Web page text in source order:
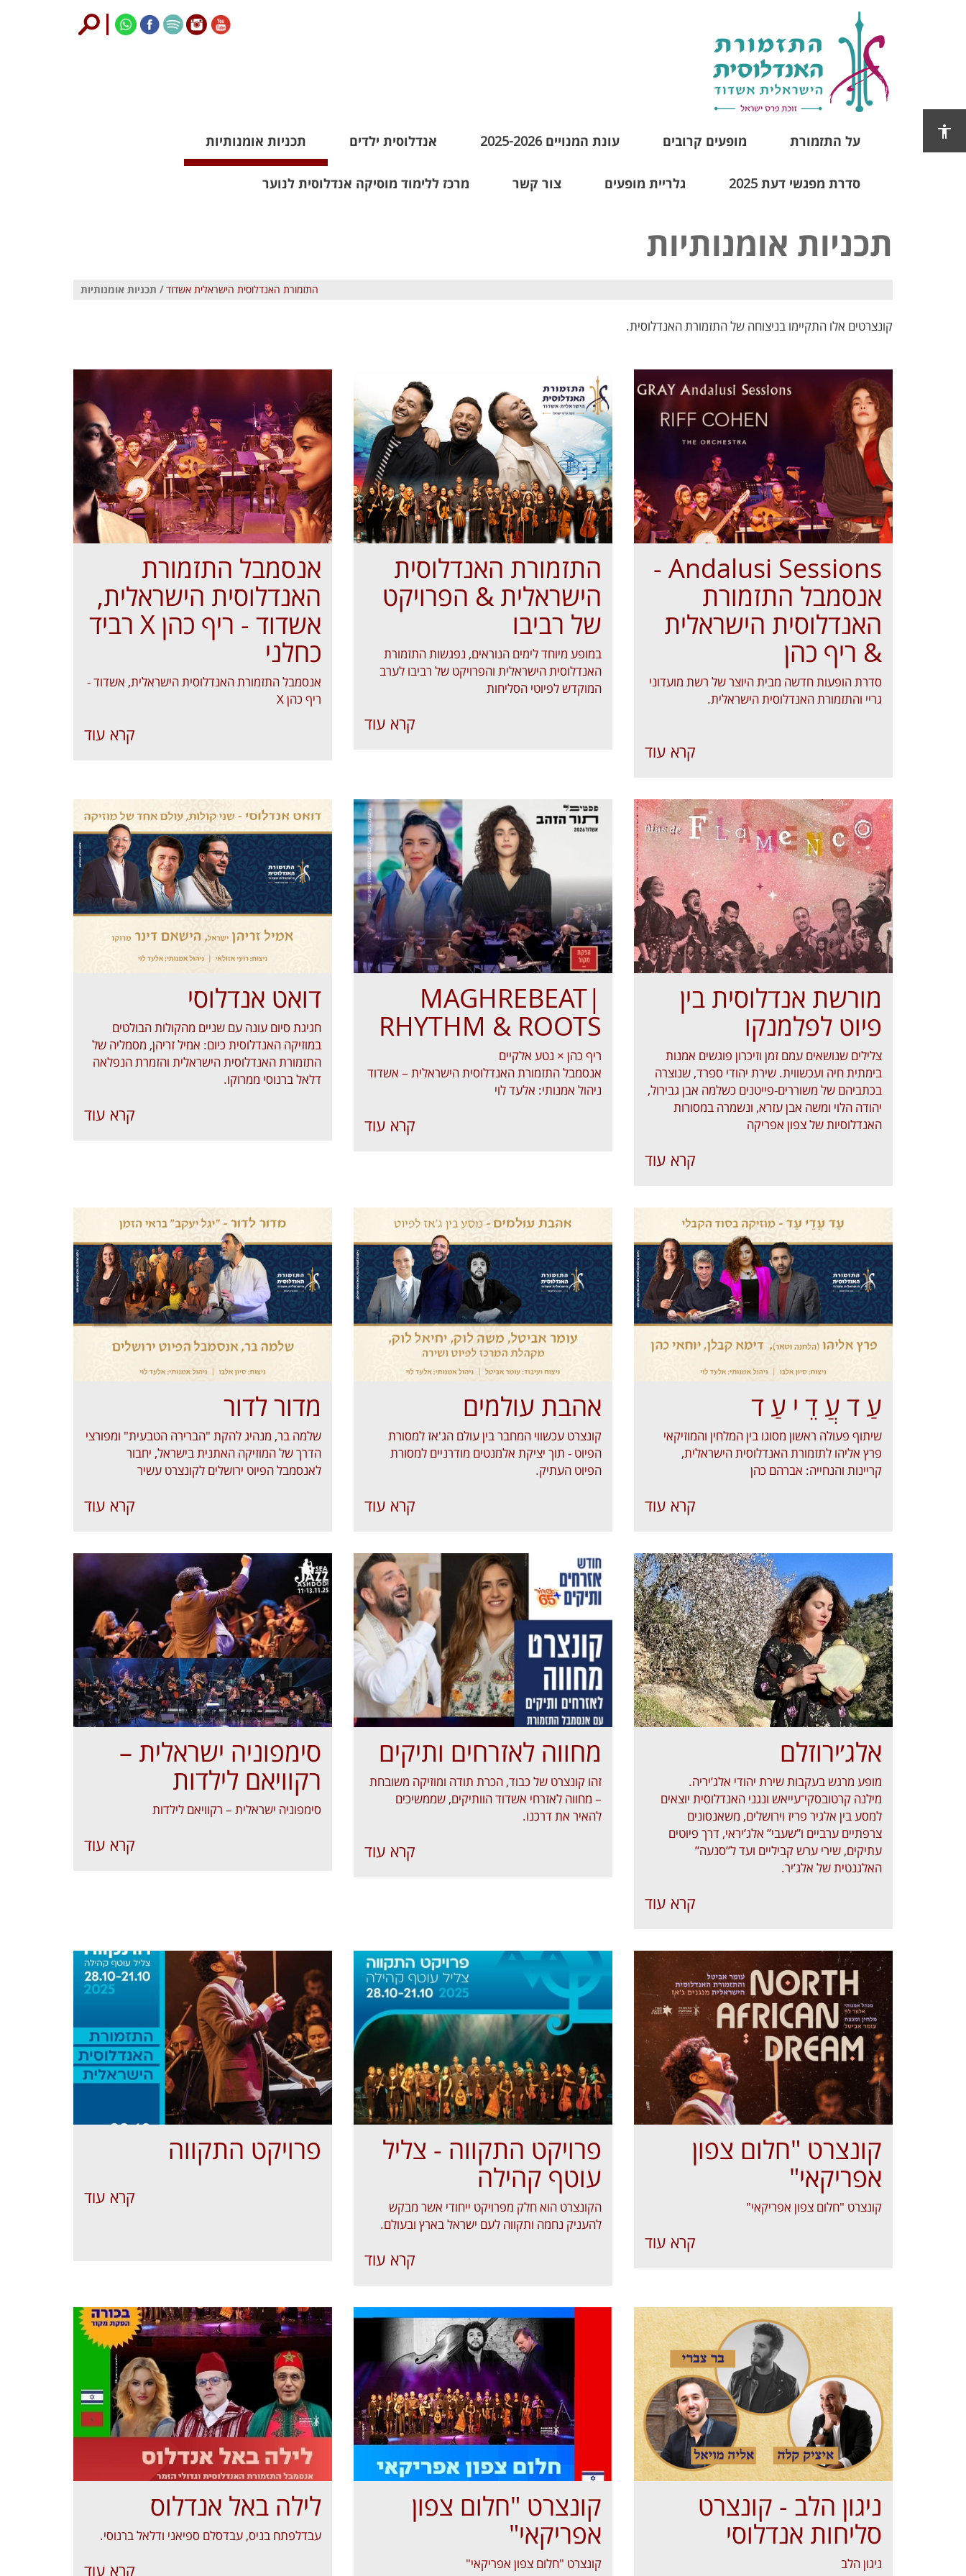
על התזמורת מופעים קרובים עונת המנויים 2025-2026 אנדלוסית ילדים תכניות אומנותיות
סדרת מפגשי דעת 2025 גלריית מופעים צור קשר מרכז ללימוד מוסיקה אנדלוסית לנוער
תכניות אומנותיות
התזמורת האנדלוסית הישראלית אשדוד/ תכניות אומנותיות
קונצרטים אלו התקיימו בניצוחה של התזמורת האנדלוסית.
Andalusi Sessions -
אנסמבל התזמורת
האנדלוסית הישראלית
& ריף כהן
סדרת הופעות חדשה מבית היוצר של רשת מועדוני
גריי והתזמורת האנדלוסית הישראלית.
קרא עוד
התזמורת האנדלוסית
הישראלית & הפרויקט
של רביבו
במופע מיוחד לימים הנוראים, נפגשות התזמורת
האנדלוסית הישראלית והפרויקט של רביבו לערב
המוקדש לפיוטי הסליחות
קרא עוד
אנסמבל התזמורת
האנדלוסית הישראלית,
אשדוד - ריף כהן X רביד
כחלני
אנסמבל התזמורת האנדלוסית הישראלית, אשדוד -
ריף כהן X
קרא עוד
מורשת אנדלוסית בין
פיוט לפלמנקו
צלילים שנושאים עמם זמן וזיכרון פוגשים אמנות
בימתית חיה ועכשווית. שירת יהודי ספרד, שנוצרה
בכתביהם של משוררים-פייטנים כשלמה אבן גבירול,
יהודה הלוי ומשה אבן עזרא, ונשמרה במסורות
האנדלוסיות של צפון אפריקה
קרא עוד
MAGHREBEAT|
RHYTHM & ROOTS
ריף כהן × נטע אלקיים
אנסמבל התזמורת האנדלוסית הישראלית – אשדוד
ניהול אמנותי: אלעד לוי
קרא עוד
דואט אנדלוסי
חגיגת סיום עונה עם שניים מהקולות הבולטים
במוזיקה האנדלוסית כיום: אמיל זריהן, מסמליה של
התזמורת האנדלוסית הישראלית והזמרת הנפלאה
דלאל ברנוסי ממרוקו.
קרא עוד
עַ ד עֲ דֵ י עַ ד
שיתוף פעולה ראשון מסוגו בין המלחין והמוזיקאי
פרץ אליהו לתזמורת האנדלוסית הישראלית,
קריינות והנחייה: אברהם כהן
קרא עוד
אהבת עולמים
קונצרט עכשווי המחבר בין עולם הג'אז למסורת
הפיוט - תוך יציקת אלמנטים מודרניים למסורת
הפיוט העתיק.
קרא עוד
מדור לדור
שלמה בר, מנהיג להקת "הברירה הטבעית" ומפורצי
הדרך של המוזיקה האתנית בישראל, יחבור
לאנסמבל הפיוט ירושלים לקונצרט עשיר
קרא עוד
אלג׳ירוזלם
מופע מרגש בעקבות שירת יהודי אלג’יריה.
מילנה קרטובסקי־עייאש ונגני האנדלוסית יוצאים
למסע בין אלגיר פריז וירושלים, משאנסונים
צרפתיים ערביים ו”שעבי” אלג’יראי, דרך פיוטים
עתיקים, שירי ערש קביליים ועד ל”סנעה”
האלגנטית של אלג’יר.
קרא עוד
מחווה לאזרחים ותיקים
זהו קונצרט של כבוד, הכרת תודה ומוזיקה משובחת
– מחווה לאזרחי אשדוד הוותיקים, שממשיכים
להאיר את דרכנו.
קרא עוד
סימפוניה ישראלית –
רקוויאם לילדות
סימפוניה ישראלית – רקוויאם לילדות
קרא עוד
קונצרט "חלום צפון
אפריקאי"
קונצרט "חלום צפון אפריקאי"
קרא עוד
פרויקט התקווה - צליל
עוטף קהילה
הקונצרט הוא חלק מפרויקט ייחודי אשר מבקש
להעניק נחמה ותקווה לעם ישראל בארץ ובעולם.
קרא עוד
פרויקט התקווה
קרא עוד
ניגון הלב - קונצרט
סליחות אנדלוסי
ניגון הלב
קונצרט "חלום צפון
אפריקאי"
קונצרט "חלום צפון אפריקאי"
לילה באל אנדלוס
עבדלפתח בניס, עבדסלם ספיאני ודלאל ברנוסי.
קרא עוד